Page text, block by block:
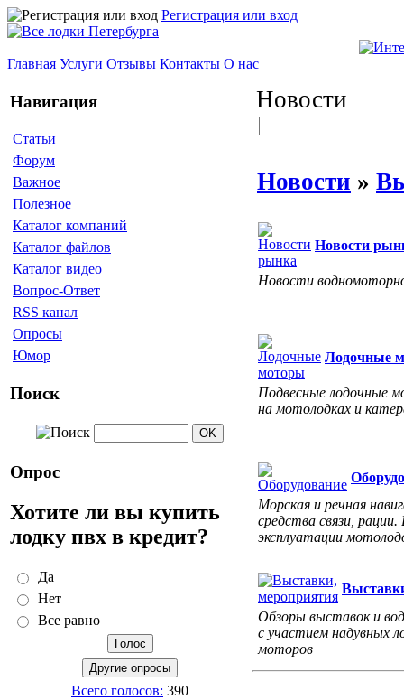
Регистрация или вход
Главная Услуги Отзывы Контакты О нас
Навигация
Статьи
Форум
Важное
Полезное
Каталог компаний
Каталог файлов
Каталог видео
Вопрос-Ответ
RSS канал
Опросы
Юмор
Поиск
Опрос
Хотите ли вы купить
лодку пвх в кредит?
Да
Нет
Все равно
Всего голосов: 390
Новости
Новости »
Новости
Новости
Лодочные
Подвесные лодочные
на мотолодках и
Морская и речная
средства связи, рации.
эксплуатации
Обзоры выставок и
с участием надувных
моторов